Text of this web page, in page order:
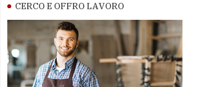
CERCO E OFFRO LAVORO